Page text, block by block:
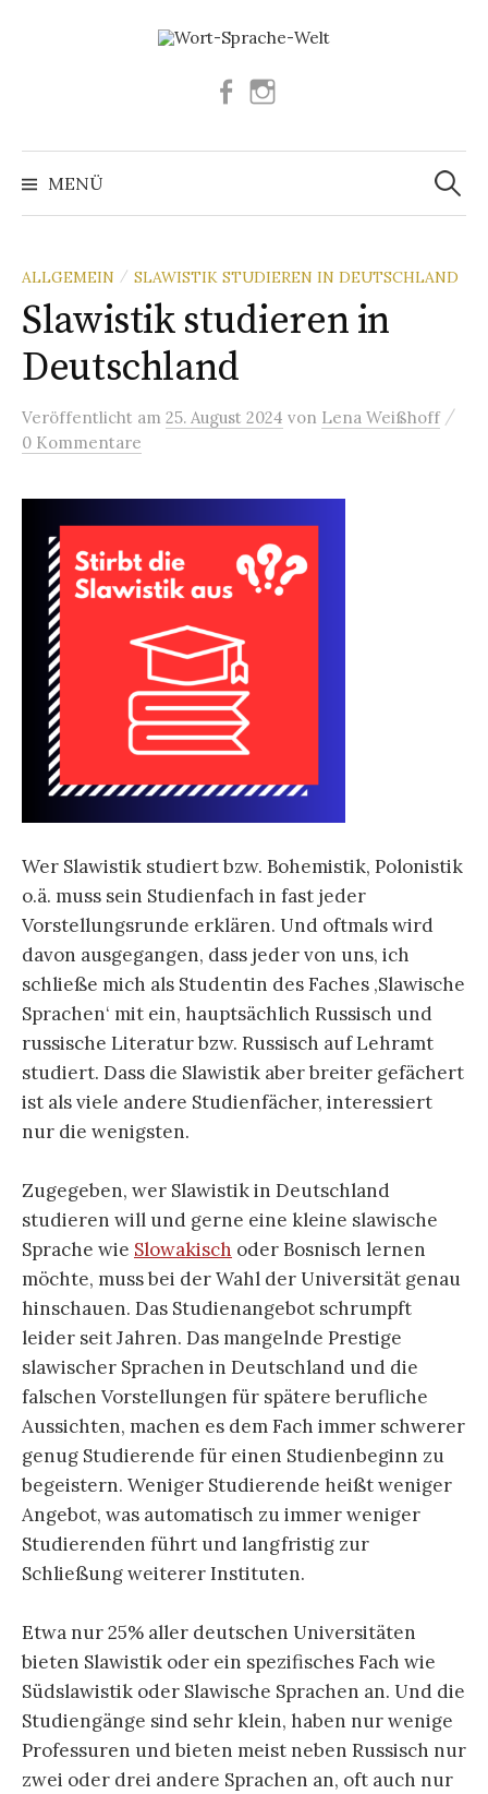
Facebook
MENÜ
Suchen
nach:
ALLGEMEIN / SLAWISTIK STUDIEREN IN DEUTSCHLAND
Slawistik studieren in
Deutschland
Veröffentlicht am 25. August 2024 von Lena Weißhoff /
0 Kommentare
Wer Slawistik studiert bzw. Bohemistik, Polonistik
o.ä. muss sein Studienfach in fast jeder
Vorstellungsrunde erklären. Und oftmals wird
davon ausgegangen, dass jeder von uns, ich
schließe mich als Studentin des Faches ‚Slawische
Sprachen‘ mit ein, hauptsächlich Russisch und
russische Literatur bzw. Russisch auf Lehramt
studiert. Dass die Slawistik aber breiter gefächert
ist als viele andere Studienfächer, interessiert
nur die wenigsten.
Zugegeben, wer Slawistik in Deutschland
studieren will und gerne eine kleine slawische
Sprache wie Slowakisch oder Bosnisch lernen
möchte, muss bei der Wahl der Universität genau
hinschauen. Das Studienangebot schrumpft
leider seit Jahren. Das mangelnde Prestige
slawischer Sprachen in Deutschland und die
falschen Vorstellungen für spätere berufliche
Aussichten, machen es dem Fach immer schwerer
genug Studierende für einen Studienbeginn zu
begeistern. Weniger Studierende heißt weniger
Angebot, was automatisch zu immer weniger
Studierenden führt und langfristig zur
Schließung weiterer Instituten.
Etwa nur 25% aller deutschen Universitäten
bieten Slawistik oder ein spezifisches Fach wie
Südslawistik oder Slawische Sprachen an. Und die
Studiengänge sind sehr klein, haben nur wenige
Professuren und bieten meist neben Russisch nur
zwei oder drei andere Sprachen an, oft auch nur